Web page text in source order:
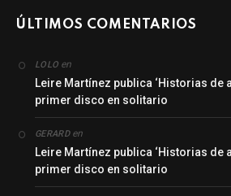
ÚLTIMOS COMENTARIOS
LOLO en
Leire Martínez publica ‘Historias de
primer disco en solitario
GERARDen
Leire Martínez publica ‘Historias de
primer disco en solitario